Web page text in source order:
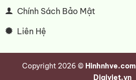
Chính Sách Bảo Mật
Liên Hệ
Copyright 2026 © Hinhnhve.com
Digiviet.vn